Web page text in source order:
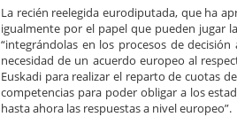
La recién reelegida eurodiputada, que ha
igualmente por el papel que pueden jugar
“integrándolas en los procesos de
necesidad de un acuerdo europeo al
Euskadi para realizar el reparto de cuotas
competencias para poder obligar a los
hasta ahora las respuestas a nivel europeo”.